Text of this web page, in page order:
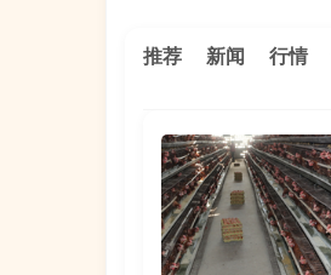
推荐 新闻 行情